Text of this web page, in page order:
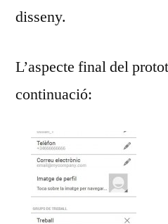
disseny.
L’aspecte final del
continuació: